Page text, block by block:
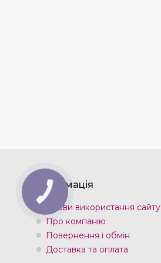
Інформація
Умови використання сайту
Про компанію
Повернення і обмін
Доставка та оплата